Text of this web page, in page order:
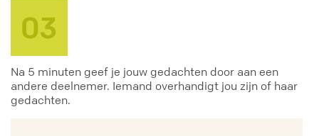
Na 5 minuten geef je jouw gedachten door aan een
andere deelnemer. Iemand overhandigt jou zijn of haar
gedachten.